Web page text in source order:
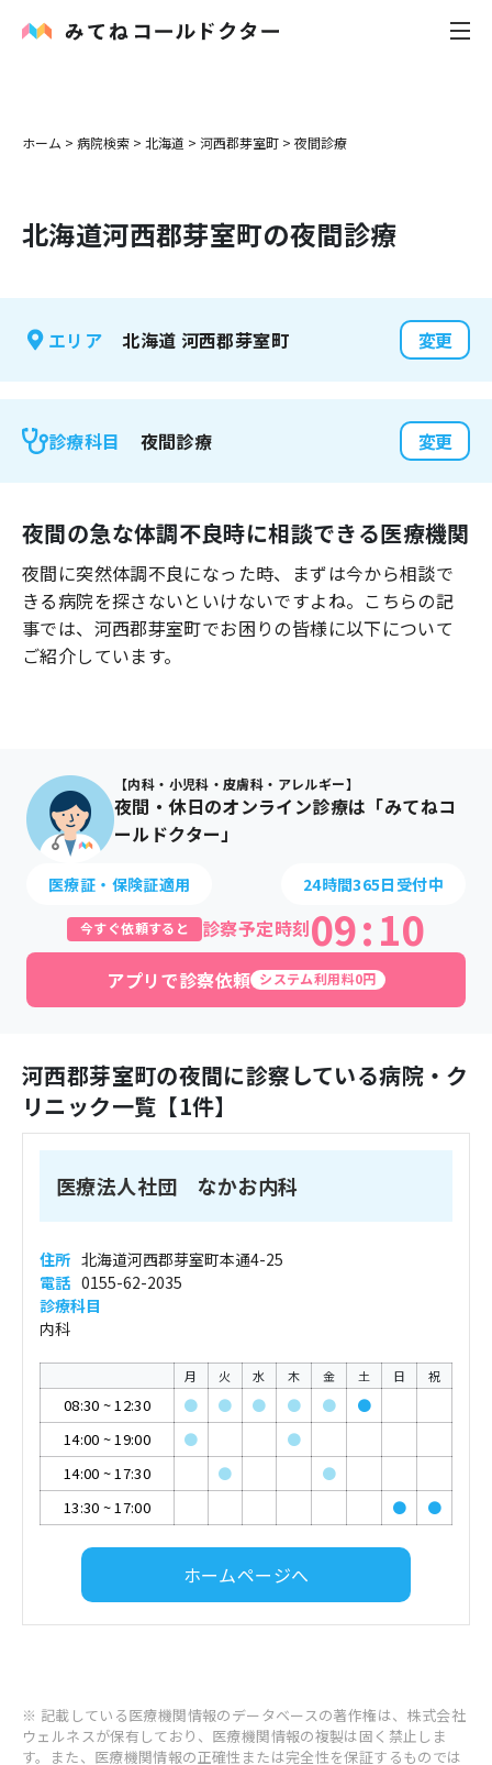
内科
花粉症
感染症
よくあるご質問
ホーム > 病院検索 > 北海道 > 河西郡芽室町 > 夜間診療
北海道河西郡芽室町の夜間診療
エリア 北海道 河西郡芽室町 変更
診療科目 夜間診療 変更
夜間の急な体調不良時に相談できる医療機関
夜間に突然体調不良になった時、まずは今から相談で
きる病院を探さないといけないですよね。こちらの記
事では、 河西郡芽室町でお困りの皆様に以下について
ご紹介しています。
【内科・小児科・皮膚科・アレルギー】
夜間・休日のオンライン診療は「みてねコ
ールドクター」
医療証・保険証適用 24時間365日受付中
今すぐ依頼すると 診察予定時刻09:10
アプリで診察依頼 システム利用料0円
河西郡芽室町の夜間に診察している病院・ク
リニック一覧【1件】
医療法人社団 なかお内科
住所 北海道河西郡芽室町本通4-25
電話 0155-62-2035
診療科目
内科
月 火 水 木 金 土 日 祝
08:30 ~12:30 ● ● ● ● ●
●
14:00 ~19:00 ●
●
14:00 ~17:30 ●
●
13:30 ~17:00 ● ●
ホームページへ
※ 記載している医療機関情報のデータベースの著作権は、株式会社
ウェルネスが保有しており、医療機関情報の複製は固く禁止しま
す。また、医療機関情報の正確性または完全性を保証するものでは